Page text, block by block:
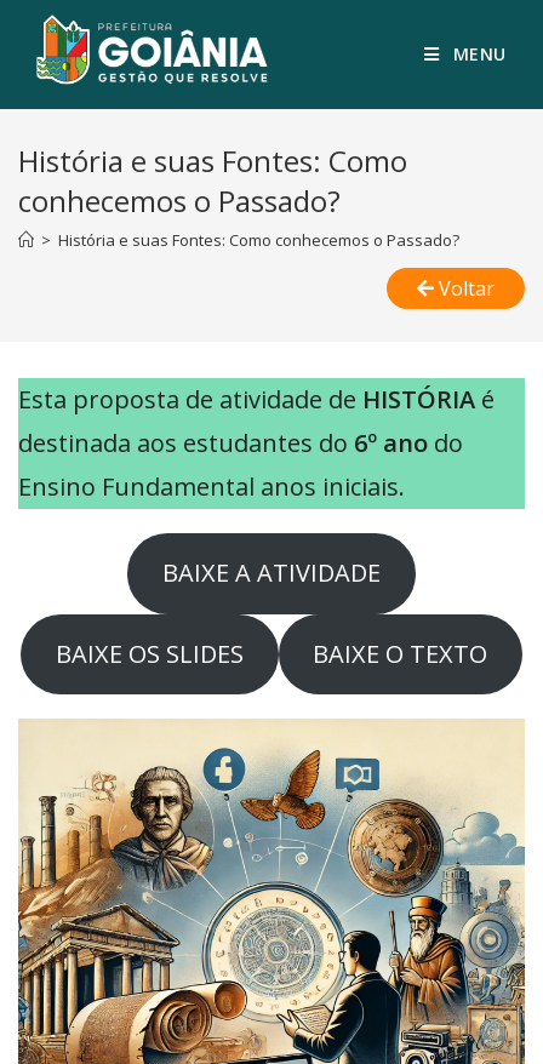
MENU
História e suas Fontes: Como
conhecemos o Passado?
> História e suas Fontes: Como conhecemos o Passado?
Voltar
Esta proposta de atividade de HISTÓRIA é
destinada aos estudantes do 6º ano do
Ensino Fundamental anos iniciais.
BAIXE A ATIVIDADE
BAIXE OS SLIDES BAIXE O TEXTO